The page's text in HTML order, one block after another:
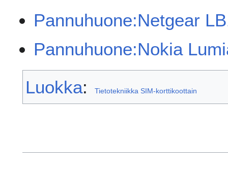
Pannuhuone:Netgear
Pannuhuone:Nokia
Luokka: Tietotekniikka SIM-korttikoottain